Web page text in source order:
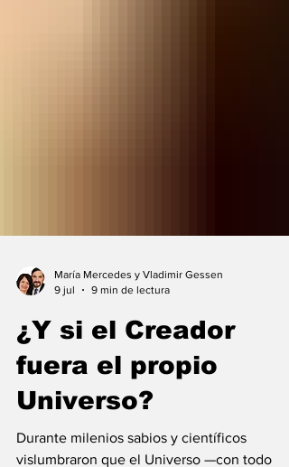
María Mercedes y Vladimir Gessen
9 jul
9 min de lectura
¿Y si el Creador
fuera el propio